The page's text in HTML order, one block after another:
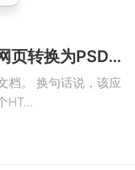
WebToLayers v1.4.0 Mac将网页转换为PSD破解版
档。 换句话说，该应
HT...